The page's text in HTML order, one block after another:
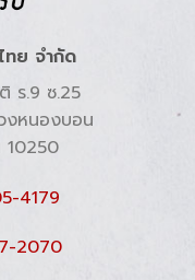
ทย จำกัด
ร.9 ซ.25
งหนองบอน
10250
4179
2070